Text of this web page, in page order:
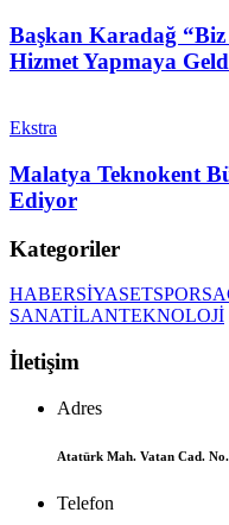
Başkan Karadağ “Biz
Hizmet Yapmaya
Ekstra
Malatya Teknokent
Ediyor
Kategoriler
HABERSİYASETSPOR
SANATİLANTEKNOLOJİ
İletişim
Adres
Atatürk Mah. Vatan Cad.
Telefon